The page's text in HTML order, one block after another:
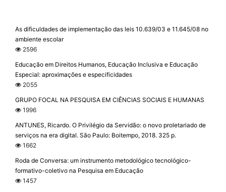
As dificuldades de implementação das leis 10.639/03 e 11.645/08 no
ambiente escolar
2596
Educação em Direitos Humanos, Educação Inclusiva e Educação
Especial: aproximações e especificidades
2055
GRUPO FOCAL NA PESQUISA EM CIÊNCIAS SOCIAIS E HUMANAS
1996
ANTUNES, Ricardo. O Privilégio da Servidão: o novo proletariado de
serviços na era digital. São Paulo: Boitempo, 2018. 325 p.
1662
Roda de Conversa: um instrumento metodológico tecnológico-
formativo-coletivo na Pesquisa em Educação
1457